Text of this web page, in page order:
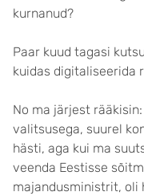
kurnanud?
Paar kuud tagasi
kuidas digitaliseerida
No ma järjest
valitsusega, suurel
hästi, aga kui ma
veenda Eestisse
majandusministrit, oli